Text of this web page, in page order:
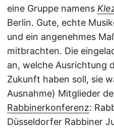
eine Gruppe namens
Berlin. Gute, echte
und ein angenehmes
mitbrachten. Die
an, welche Ausrichtung
Zukunft haben soll, sie
Ausnahme) Mitglieder
Rabbinerkonferenz:
Düsseldorfer Rabbiner